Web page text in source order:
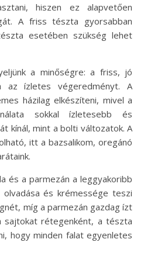
hiszen ez alapvetően
A friss tészta gyorsabban
esetében szükség lehet
a minőségre: a friss, jó
az ízletes végeredményt. A
házilag elkészíteni, mivel a
sokkal ízletesebb és
kínál, mint a bolti változatok. A
itt a bazsalikom, oregánó
és a parmezán a leggyakoribb
olvadása és krémessége teszi
míg a parmezán gazdag ízt
sajtokat rétegenként, a tészta
hogy minden falat egyenletes